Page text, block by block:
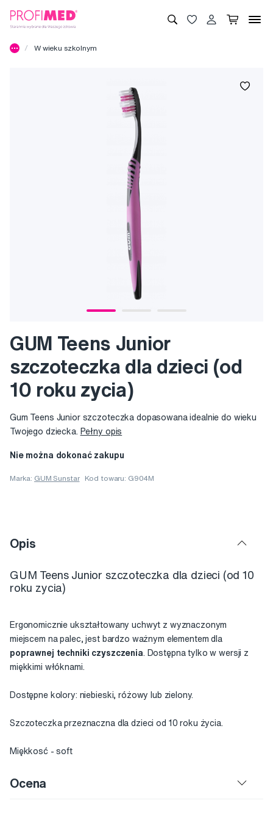
W wieku szkolnym
GUM Teens Junior
szczoteczka dla dzieci (od
10 roku zycia)
Gum Teens Junior szczoteczka dopasowana idealnie do wieku
Twojego dziecka. Pełny opis
Nie można dokonać zakupu
Marka: GUM Sunstar Kod towaru: G904M
Opis
GUM Teens Junior szczoteczka dla dzieci (od 10
roku zycia)
Ergonomicznie ukształtowany uchwyt z wyznaczonym
miejscem na palec, jest bardzo ważnym elementem dla
poprawnej techniki czyszczenia. Dostępna tylko w wersji z
miękkimi włóknami.
Dostępne kolory: niebieski, różowy lub zielony.
Szczoteczka przeznaczna dla dzieci od 10 roku życia.
Miękkosć - soft
Ocena